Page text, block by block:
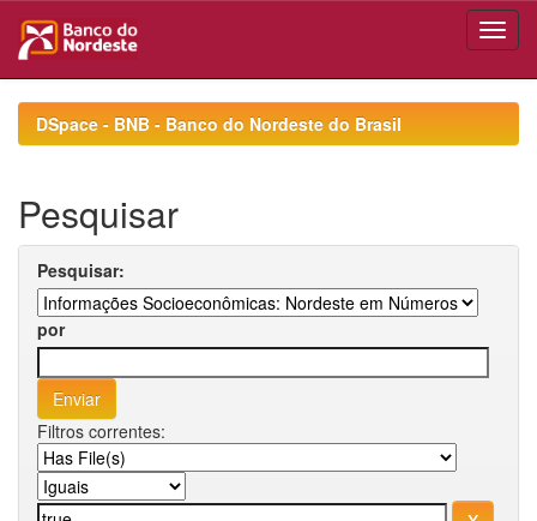
navigationDSpace - BNB - Banco do Nordeste do Brasil
Pesquisar
Pesquisar:
por
Filtros correntes: